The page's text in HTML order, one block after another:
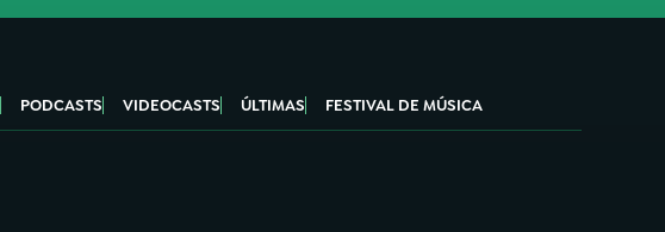
PODCASTS VIDEOCASTS ÚLTIMAS FESTIVAL DE MÚSICA